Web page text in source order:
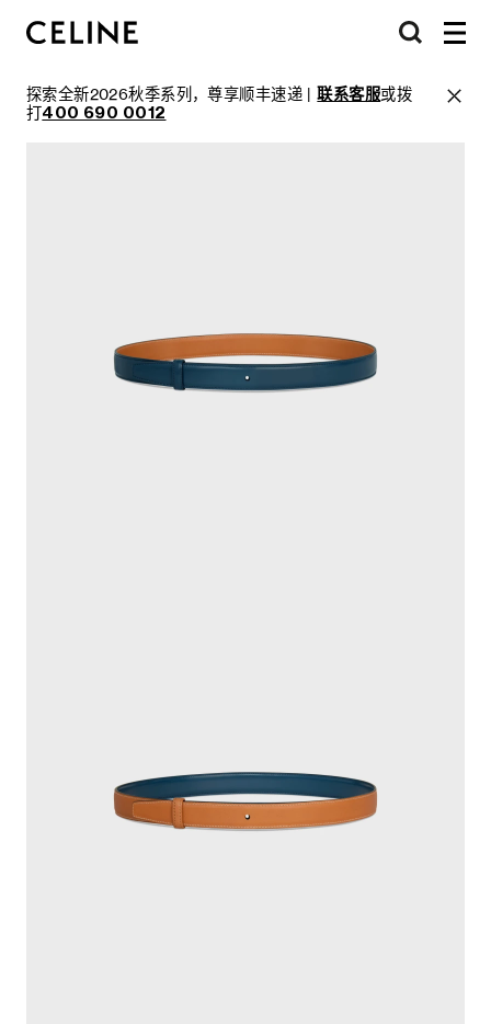
探索全新2026秋季系列，尊享顺丰速递 |联系客服或拨
打400 690 0012